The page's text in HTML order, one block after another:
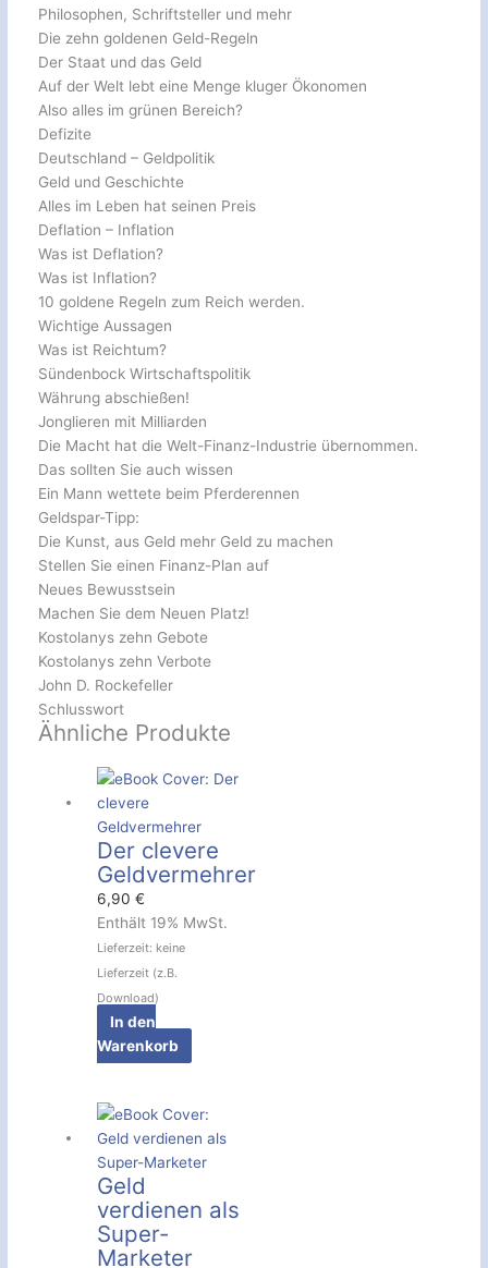
Philosophen, Schriftsteller und mehr
Die zehn goldenen Geld-Regeln
Der Staat und das Geld
Auf der Welt lebt eine Menge kluger Ökonomen
Also alles im grünen Bereich?
Defizite
Deutschland – Geldpolitik
Geld und Geschichte
Alles im Leben hat seinen Preis
Deflation – Inflation
Was ist Deflation?
Was ist Inflation?
10 goldene Regeln zum Reich werden.
Wichtige Aussagen
Was ist Reichtum?
Sündenbock Wirtschaftspolitik
Währung abschießen!
Jonglieren mit Milliarden
Die Macht hat die Welt-Finanz-Industrie übernommen.
Das sollten Sie auch wissen
Ein Mann wettete beim Pferderennen
Geldspar-Tipp:
Die Kunst, aus Geld mehr Geld zu machen
Stellen Sie einen Finanz-Plan auf
Neues Bewusstsein
Machen Sie dem Neuen Platz!
Kostolanys zehn Gebote
Kostolanys zehn Verbote
John D. Rockefeller
Schlusswort
Ähnliche Produkte
Der clevere
Geldvermehrer
6,90€
Enthält 19% MwSt.
Lieferzeit: keine
Lieferzeit (z.B.
Download)
In den
Warenkorb
Geld
verdienen als
Super-
Marketer